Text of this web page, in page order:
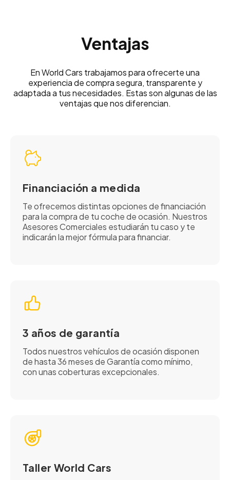
Ventajas
En World Cars trabajamos para ofrecerte una
experiencia de compra segura, transparente y
adaptada a tus necesidades. Estas son algunas de las
ventajas que nos diferencian.
Financiación a medida
Te ofrecemos distintas opciones de financiación
para la compra de tu coche de ocasión. Nuestros
Asesores Comerciales estudiarán tu caso y te
indicarán la mejor fórmula para financiar.
3 años de garantía
Todos nuestros vehículos de ocasión disponen
de hasta 36 meses de Garantía como mínimo,
con unas coberturas excepcionales.
Taller World Cars